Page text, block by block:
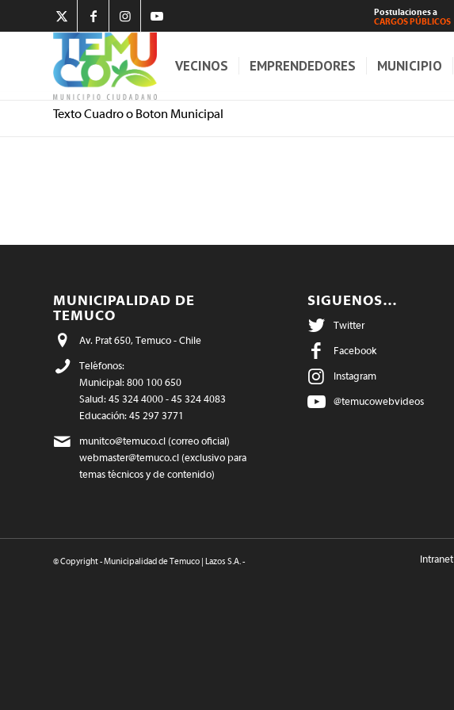
Postulaciones a
CARGOS PÚBLICOS
VECINOS EMPRENDEDORES MUNICIPIO
Texto Cuadro o Boton Municipal
MUNICIPALIDAD DE
TEMUCO
Av. Prat 650, Temuco - Chile
Teléfonos:
Municipal: 800 100 650
Salud: 45 324 4000 - 45 324 4083
Educación: 45 297 3771
munitco@temuco.cl (correo oficial)
webmaster@temuco.cl (exclusivo para
temas técnicos y de contenido)
SIGUENOS…
Twitter
Facebook
Instagram
@temucowebvideos
© Copyright - Municipalidad de Temuco | Lazos S.A. - Intranet